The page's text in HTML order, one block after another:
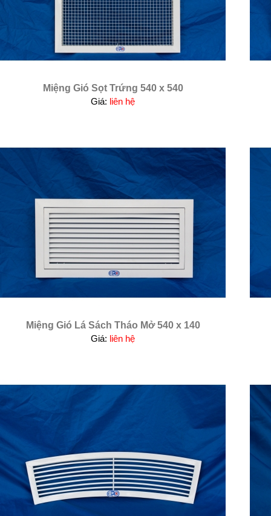
Miệng Gió Sọt Trứng 540 x 540
Giá: liên hệ
Miệng Gió Lá Sách Tháo Mở 540 x 140
Giá: liên hệ